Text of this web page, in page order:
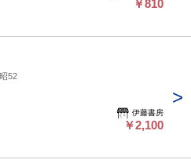
￥810
52
伊藤書房
￥2,100